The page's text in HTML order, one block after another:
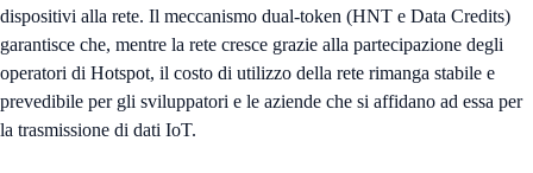
dispositivi alla rete. Il meccanismo dual-token (HNT e Data Credits)
garantisce che, mentre la rete cresce grazie alla partecipazione degli
operatori di Hotspot, il costo di utilizzo della rete rimanga stabile e
prevedibile per gli sviluppatori e le aziende che si affidano ad essa per
la trasmissione di dati IoT.